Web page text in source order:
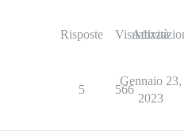
Risposte Visualizzazioni
Attività
5 566
Gennaio 23,
2023